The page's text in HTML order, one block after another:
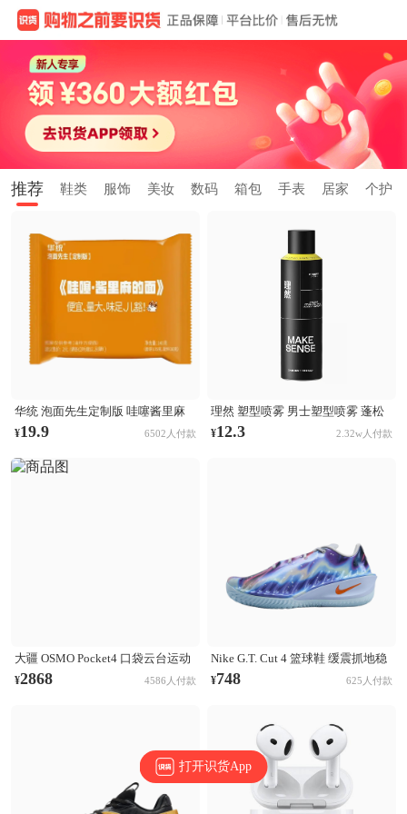
推荐 鞋类 服饰 美妆 数码 箱包 手表 居家 个护
华统 泡面先生定制版 哇噻酱里麻
的面 袋装
¥19.9 6502人付款
理然 塑型喷雾 男士塑型喷雾 蓬松
清爽自然持久立挺造型 木质香
¥12.3 2.32w人付款
大疆 OSMO Pocket4 口袋云台运动
相机 Activetrack 7.0智能跟随 14档
¥2868 4586人付款
Nike G.T. Cut 4 篮球鞋 缓震抓地稳
定抗扭支撑回弹 CHBL/黑色/醒目
¥748 625人付款
打开识货App